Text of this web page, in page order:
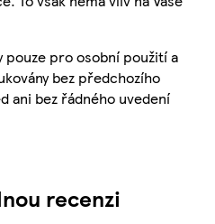
pouze pro osobní použití a
bez předchozího
ani bez řádného uvedení
recenzi